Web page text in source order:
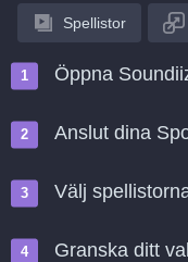
Spellistor
Öppna
Anslut dina
Välj
Granska ditt